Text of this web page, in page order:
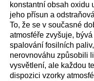
konstantní obsah oxidu
jeho přísun a
To, že se v současné
atmosféře zvyšuje,
spalování fosilních
nerovnováhu způsobili
vysvětlení, ale každou
dispozici vzorky